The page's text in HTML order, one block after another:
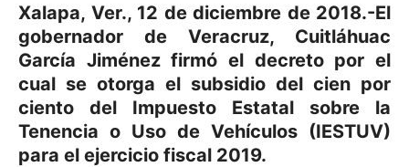
Xalapa, Ver., 12 de diciembre de 2018.-El
gobernador de Veracruz, Cuitláhuac
García Jiménez firmó el decreto por el
cual se otorga el subsidio del cien por
ciento del Impuesto Estatal sobre la
Tenencia o Uso de Vehículos (IESTUV)
para el ejercicio fiscal 2019.